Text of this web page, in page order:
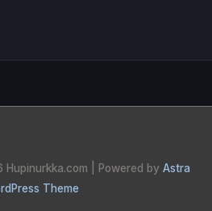
Hupinurkka.com | Powered by Astra
Theme